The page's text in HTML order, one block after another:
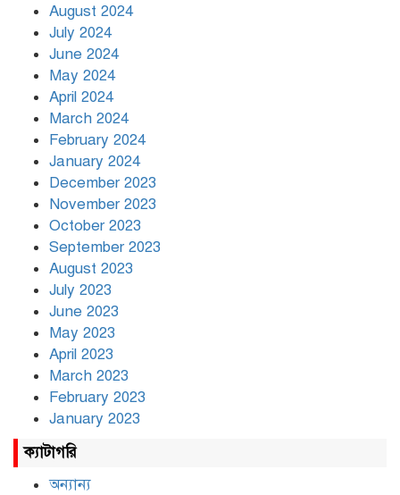
August 2024
July 2024
June 2024
May 2024
April 2024
March 2024
February 2024
January 2024
December 2023
November 2023
October 2023
September 2023
August 2023
July 2023
June 2023
May 2023
April 2023
March 2023
February 2023
January 2023
ক্যাটাগরি
অন্যান্য